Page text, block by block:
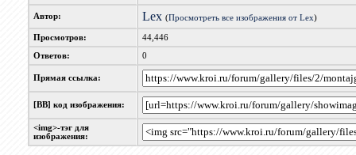
Автор: Lex (Просмотреть все изображения от Lex)
Просмотров: 44,446
Ответов: 0
Прямая ссылка:
[BB] код изображения:
<img>-тэг для
изображения: